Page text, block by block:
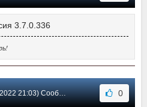
3.7.0.336
керпп (18 ноября 2022 21:03) Сообщение #1 0